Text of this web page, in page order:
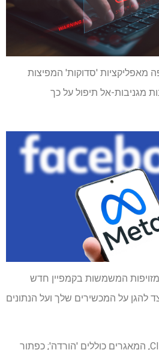
מאפליקציות 'סדוקות' המפיצות
מגניבות-אל תיפול על כך
המשמשות בקמפיין חדש
להגן על המכשירים שלך ועל הנתונים
כפי שהתקפות סגנון ClickFix, המאגרים כוללים 'הורדה'; כפתור